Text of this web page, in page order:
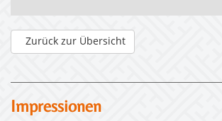
Zurück zur Übersicht
Impressionen